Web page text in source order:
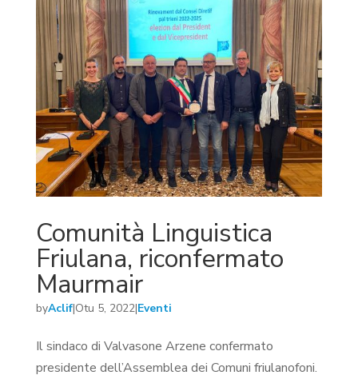
Comunità Linguistica
Friulana, riconfermato
Maurmair
byAclif|Otu 5, 2022|Eventi
Il sindaco di Valvasone Arzene confermato
presidente dell’Assemblea dei Comuni friulanofoni.